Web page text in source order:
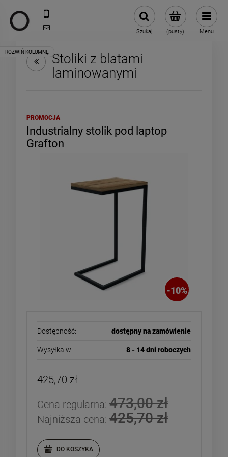
(pusty)
Szukaj Menu
Stoliki z blatami
laminowanymi
Industrialny stolik pod laptop
Grafton
-10%
Dostępność: dostępny na zamówienie
Wysyłka w: 8 - 14 dni roboczych
425,70 zł
Cena regularna: 473,00 zł
Najniższa cena: 425,70 zł
DO KOSZYKA
PROMOCJA